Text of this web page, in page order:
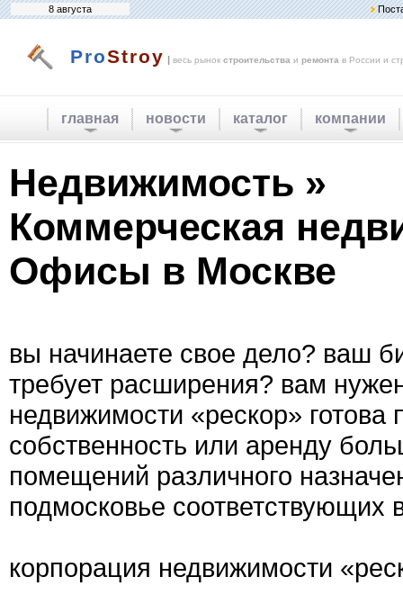
8 августа
ProStroy | весь рынок строительства и ремонта в России и
главная новости каталог компании
Недвижимость »
Коммерческая
Офисы в Москве
вы начинаете свое дело? ваш
требует расширения? вам
недвижимости «рескор» готова
собственность или аренду
помещений различного
подмосковье
корпорация недвижимости